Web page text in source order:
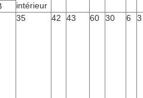
intérieur
35 42 43 60 30 6 3